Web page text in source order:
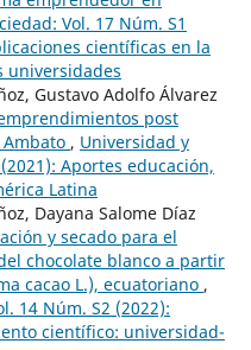
Vol. 17 Núm. S1
científicas en la
universidades
Gustavo Adolfo Álvarez
post
, Universidad y
Aportes educación,
Latina
Dayana Salome Díaz
y secado para el
chocolate blanco a partir
cacao L.), ecuatoriano ,
14 Núm. S2 (2022):
científico: universidad-